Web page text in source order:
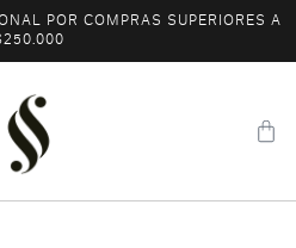
POR COMPRAS SUPERIORES A